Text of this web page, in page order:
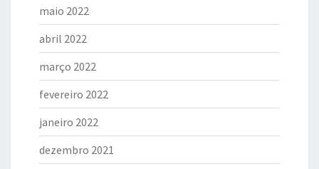
maio 2022
abril 2022
março 2022
fevereiro 2022
janeiro 2022
dezembro 2021